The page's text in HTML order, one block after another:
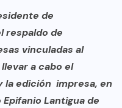
de
respaldo de
vinculadas al
a cabo el
edición impresa, en
Lantigua de